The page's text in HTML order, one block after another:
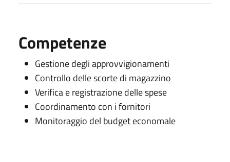
Competenze
Gestione degli approvvigionamenti
Controllo delle scorte di magazzino
Verifica e registrazione delle spese
Coordinamento con i fornitori
Monitoraggio del budget economale